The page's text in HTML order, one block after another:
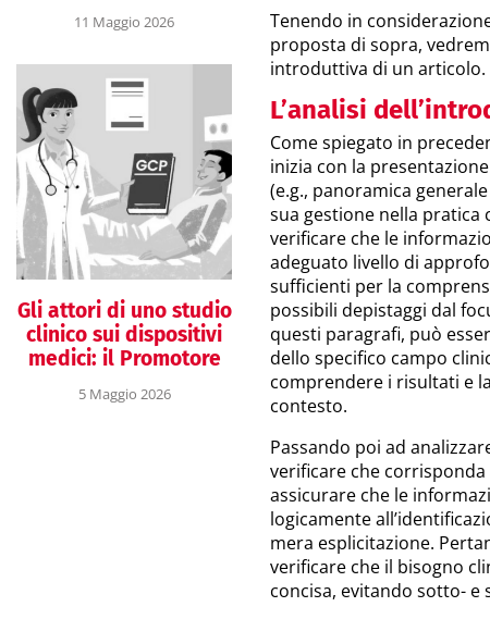
11 Maggio 2026
Gli attori di uno studio
clinico sui dispositivi
medici: il Promotore
5 Maggio 2026
Tenendo in
proposta di sopra,
introduttiva di un articolo.
L’analisi
Come spiegato in
inizia con la
(e.g., panoramica
sua gestione nella pratica
verificare che le
adeguato livello di
sufficienti per la
possibili depistaggi dal
questi paragrafi, può
dello specifico campo
comprendere i risultati e
contesto.
Passando poi ad
verificare che
assicurare che le
logicamente
mera esplicitazione.
verificare che il bisogno
concisa, evitando sotto-